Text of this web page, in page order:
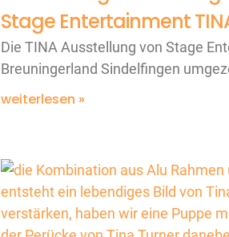
Stage Entertainment
Die TINA Ausstellung von Stage
Breuningerland Sindelfingen
weiterlesen »